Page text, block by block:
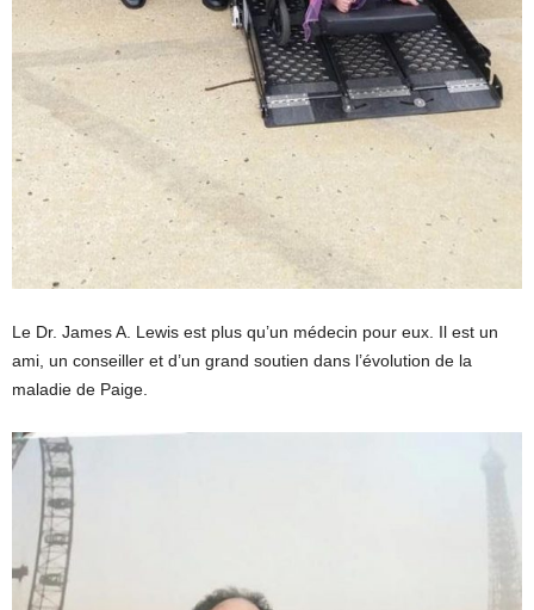
Le Dr. James A. Lewis est plus qu’un médecin pour eux. Il est un
ami, un conseiller et d’un grand soutien dans l’évolution de la
maladie de Paige.